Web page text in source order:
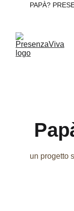
PAPÀ?
un progetto